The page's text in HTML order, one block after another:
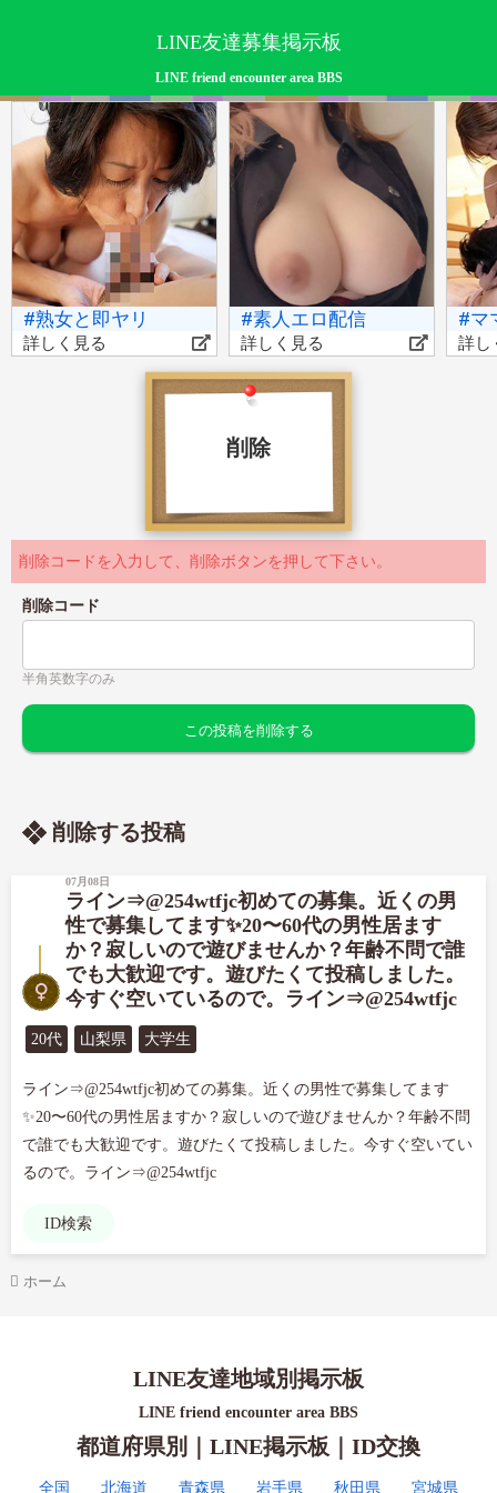
LINE友達募集掲示板
LINE friend encounter area BBS
#熟女と即ヤリ
詳しく見る
#素人エロ配信
詳しく見る
#マ
詳し
削除
削除コードを入力して、削除ボタンを押して下さい。
削除コード
半角英数字のみ
削除する投稿
07月08日
ライン⇒@254wtfjc初めての募集。近くの男
性で募集してます✨20〜60代の男性居ます
か？寂しいので遊びませんか？年齢不問で誰
でも大歓迎です。遊びたくて投稿しました。
今すぐ空いているので。ライン⇒@254wtfjc
20代 山梨県 大学生
ライン⇒@254wtfjc初めての募集。近くの男性で募集してます
✨20〜60代の男性居ますか？寂しいので遊びませんか？年齢不問
で誰でも大歓迎です。遊びたくて投稿しました。今すぐ空いてい
るので。ライン⇒@254wtfjc
ID検索
ホーム
LINE友達地域別掲示板
LINE friend encounter area BBS
都道府県別｜LINE掲示板｜ID交換
全国 北海道 青森県 岩手県 秋田県 宮城県